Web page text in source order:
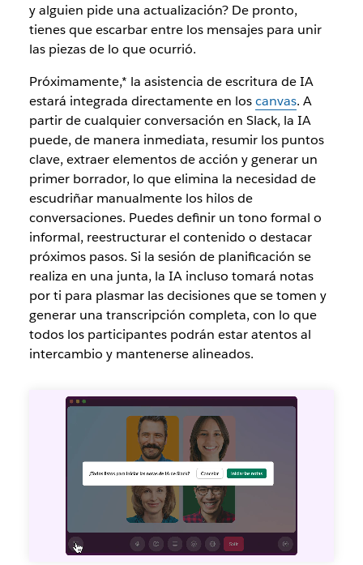
y alguien pide una actualización? De pronto,
tienes que escarbar entre los mensajes para unir
las piezas de lo que ocurrió.
Próximamente,* la asistencia de escritura de IA
estará integrada directamente en loscanvas. A
partir de cualquier conversación en Slack, la IA
puede, de manera inmediata, resumir los puntos
clave, extraer elementos de acción y generar un
primer borrador, lo que elimina la necesidad de
escudriñar manualmente los hilos de
conversaciones. Puedes definir un tono formal o
informal, reestructurar el contenido o destacar
próximos pasos. Si la sesión de planificación se
realiza en una junta, la IA incluso tomará notas
por ti para plasmar las decisiones que se tomen y
generar una transcripción completa, con lo que
todos los participantes podrán estar atentos al
intercambio y mantenerse alineados.